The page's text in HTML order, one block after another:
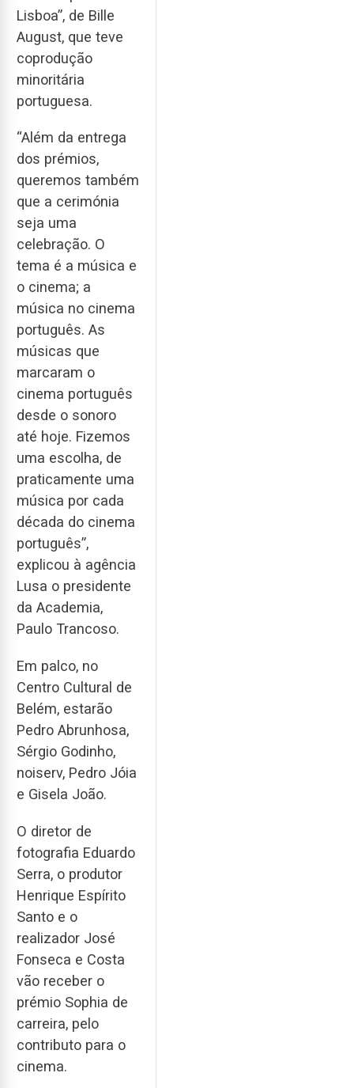
Lisboa”, de Bille
August, que teve
coprodução
minoritária
portuguesa.
“Além da entrega
dos prémios,
queremos também
que a cerimónia
seja uma
celebração. O
tema é a música e
o cinema; a
música no cinema
português. As
músicas que
marcaram o
cinema português
desde o sonoro
até hoje. Fizemos
uma escolha, de
praticamente uma
música por cada
década do cinema
português”,
explicou à agência
Lusa o presidente
da Academia,
Paulo Trancoso.
Em palco, no
Centro Cultural de
Belém, estarão
Pedro Abrunhosa,
Sérgio Godinho,
noiserv, Pedro Jóia
e Gisela João.
O diretor de
fotografia Eduardo
Serra, o produtor
Henrique Espírito
Santo e o
realizador José
Fonseca e Costa
vão receber o
prémio Sophia de
carreira, pelo
contributo para o
cinema.